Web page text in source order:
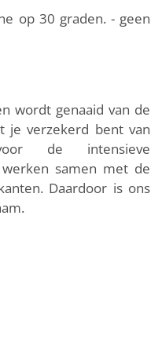
op 30 graden. - geen
wordt genaaid van de
je verzekerd bent van
de intensieve
samen met de
Daardoor is ons